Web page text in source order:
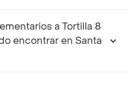
a Tortilla 8
encontrar en Santa